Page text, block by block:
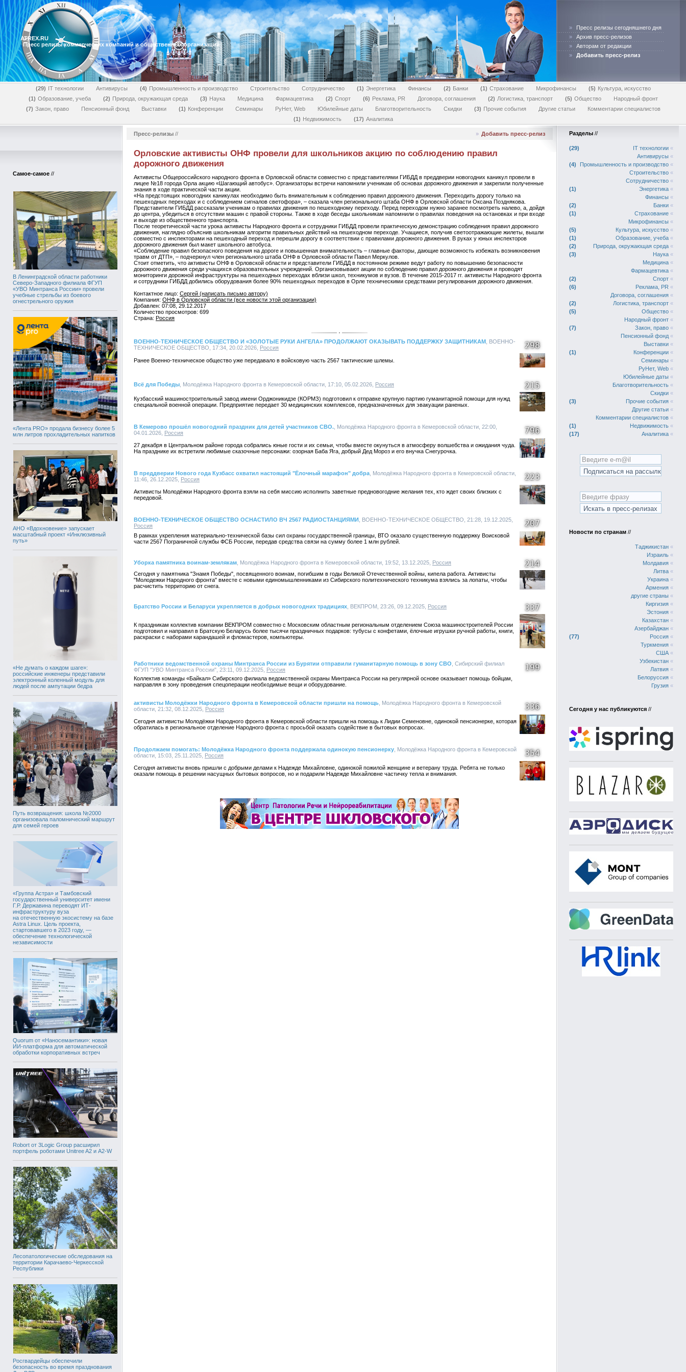
ATREX.RU
Пресс релизы коммерческих компаний и общественных организаций
»
Пресс релизы сегодняшнего дня
»
Архив пресс-релизов
»
Авторам от редакции
»
Добавить пресс-релиз
29 IT технологии Антивирусы 4 Промышленность и производство Строительство Сотрудничество 1 Энергетика Финансы 2 Банки 1 Страхование Микрофинансы 5
Культура, искусство
1
Образование, учеба 2 Природа, окружающая среда 3 Наука Медицина Фармацевтика 2 Спорт 6 Реклама, PR Договора, соглашения 2 Логистика, транспорт 5 Общество
Народный фронт
7
Закон, право Пенсионный фонд Выставки 1 Конференции Семинары РуНет, Web Юбилейные даты Благотворительность Скидки 3 Прочие события Другие статьи
Комментарии специалистов
1
Недвижимость 17 Аналитика
Самое-самое //
В Ленинградской области работники
Северо-Западного филиала ФГУП
«УВО Минтранса России» провели
учебные стрельбы из боевого
огнестрельного оружия
«Лента PRO» продала бизнесу более 5
млн литров прохладительных напитков
АНО «Вдохновение» запускает
масштабный проект «Инклюзивный
путь»
«Не думать о каждом шаге»:
российские инженеры представили
электронный коленный модуль для
людей после ампутации бедра
Путь возвращения: школа №2000
организовала паломнический маршрут
для семей героев
«Группа Астра» и Тамбовский
государственный университет имени
Г.Р. Державина переводят ИТ-
инфраструктуру вуза
на отечественную экосистему на базе
Astra Linux. Цель проекта,
стартовавшего в 2023 году, —
обеспечение технологической
независимости
Quorum от «Наносемантики»: новая
ИИ-платформа для автоматической
обработки корпоративных встреч
Robort от 3Logic Group расширил
портфель роботами Unitree A2 и A2-W
Лесопатологические обследования на
территории Карачаево-Черкесской
Республики
Росгвардейцы обеспечили
безопасность во время празднования
Пресс-релизы // » Добавить пресс-релиз
Орловские активисты ОНФ провели для школьников акцию по соблюдению правил
дорожного движения
Активисты Общероссийского народного фронта в Орловской области совместно с представителями ГИБДД в преддверии новогодних каникул провели в
лицее №18 города Орла акцию «Шагающий автобус». Организаторы встречи напомнили ученикам об основах дорожного движения и закрепили полученные
знания в ходе практической части акции.
«На предстоящих новогодних каникулах необходимо быть внимательным к соблюдению правил дорожного движения. Переходить дорогу только на
пешеходных переходах и с соблюдением сигналов светофора», – сказала член регионального штаба ОНФ в Орловской области Оксана Позднякова.
Представители ГИБДД рассказали ученикам о правилах движения по пешеходному переходу. Перед переходом нужно заранее посмотреть налево, а, дойдя
до центра, убедиться в отсутствии машин с правой стороны. Также в ходе беседы школьникам напомнили о правилах поведения на остановках и при входе
и выходе из общественного транспорта.
После теоретической части урока активисты Народного фронта и сотрудники ГИБДД провели практическую демонстрацию соблюдения правил дорожного
движения, наглядно объяснив школьникам алгоритм правильных действий на пешеходном переходе. Учащиеся, получив светоотражающие жилеты, вышли
совместно с инспекторами на пешеходный переход и перешли дорогу в соответствии с правилами дорожного движения. В руках у юных инспекторов
дорожного движения был макет школьного автобуса.
«Соблюдение правил безопасного поведения на дороге и повышенная внимательность – главные факторы, дающие возможность избежать возникновения
травм от ДТП», – подчеркнул член регионального штаба ОНФ в Орловской области Павел Меркулов.
Стоит отметить, что активисты ОНФ в Орловской области и представители ГИБДД в постоянном режиме ведут работу по повышению безопасности
дорожного движения среди учащихся образовательных учреждений. Организовывают акции по соблюдению правил дорожного движения и проводят
мониторинги дорожной инфраструктуры на пешеходных переходах вблизи школ, техникумов и вузов. В течение 2015-2017 гг. активисты Народного фронта
и сотрудники ГИБДД добились оборудования более 90% пешеходных переходов в Орле техническими средствами регулирования дорожного движения.
Контактное лицо: Сергей (написать письмо автору)
Компания: ОНФ в Орловской области (все новости этой организации)
Добавлен: 07:08, 29.12.2017
Количество просмотров: 699
Страна: Россия
ВОЕННО-ТЕХНИЧЕСКОЕ ОБЩЕСТВО И «ЗОЛОТЫЕ РУКИ АНГЕЛА» ПРОДОЛЖАЮТ ОКАЗЫВАТЬ ПОДДЕРЖКУ ЗАЩИТНИКАМ , ВОЕННО-
ТЕХНИЧЕСКОЕ ОБЩЕСТВО, 17:34, 20.02.2026, Россия 298
Ранее Военно-техническое общество уже передавало в войсковую часть 2567 тактические шлемы.
Всё для Победы , Молодёжка Народного фронта в Кемеровской области, 17:10, 05.02.2026, Россия 215
Кузбасский машиностроительный завод имени Орджоникидзе (КОРМЗ) подготовил к отправке крупную партию гуманитарной помощи для нужд
специальной военной операции. Предприятие передает 30 медицинских комплексов, предназначенных для эвакуации раненых.
В Кемерово прошёл новогодний праздник для детей участников СВО. , Молодёжка Народного фронта в Кемеровской области, 22:00,
04.01.2026, Россия 796
27 декабря в Центральном районе города собрались юные гости и их семьи, чтобы вместе окунуться в атмосферу волшебства и ожидания чуда.
На празднике их встретили любимые сказочные персонажи: озорная Баба Яга, добрый Дед Мороз и его внучка Снегурочка.
В преддверии Нового года Кузбасс охватил настоящий "Ёлочный марафон" добра , Молодёжка Народного фронта в Кемеровской области,
11:46, 26.12.2025, Россия 223
Активисты Молодёжки Народного фронта взяли на себя миссию исполнить заветные предновогодние желания тех, кто ждет своих близких с
передовой.
ВОЕННО-ТЕХНИЧЕСКОЕ ОБЩЕСТВО ОСНАСТИЛО ВЧ 2567 РАДИОСТАНЦИЯМИ , ВОЕННО-ТЕХНИЧЕСКОЕ ОБЩЕСТВО, 21:28, 19.12.2025,
Россия
207
В рамках укрепления материально-технической базы сил охраны государственной границы, ВТО оказало существенную поддержку Воисковой
части 2567 Пограничной службы ФСБ России, передав средства связи на сумму более 1 млн рублей.
Уборка памятника воинам-землякам , Молодёжка Народного фронта в Кемеровской области, 19:52, 13.12.2025, Россия 214
Сегодня у памятника "Знамя Победы", посвященного воинам, погибшим в годы Великой Отечественной войны, кипела работа. Активисты
"Молодежки Народного фронта" вместе с новыми единомышленниками из Сибирского политехнического техникума взялись за лопаты, чтобы
расчистить территорию от снега.
Братство России и Беларуси укрепляется в добрых новогодних традициях , ВЕКПРОМ, 23:26, 09.12.2025, Россия 337
К праздникам коллектив компании ВЕКПРОМ совместно с Московским областным региональным отделением Союза машиностроителей России
подготовил и направил в Братскую Беларусь более тысячи праздничных подарков: тубусы с конфетами, ёлочные игрушки ручной работы, книги,
раскраски с наборами карандашей и фломастеров, компьютеры.
Работники ведомственной охраны Минтранса России из Бурятии отправили гуманитарную помощь в зону СВО , Сибирский филиал
ФГУП "УВО Минтранса России", 23:11, 09.12.2025, Россия 199
Коллектив команды «Байкал» Сибирского филиала ведомственной охраны Минтранса России на регулярной основе оказывает помощь бойцам,
направляя в зону проведения спецоперации необходимые вещи и оборудование.
активисты Молодёжки Народного фронта в Кемеровской области пришли на помощь , Молодёжка Народного фронта в Кемеровской
области, 21:32, 08.12.2025, Россия 336
Сегодня активисты Молодёжки Народного фронта в Кемеровской области пришли на помощь к Лидии Семеновне, одинокой пенсионерке, которая
обратилась в региональное отделение Народного фронта с просьбой оказать содействие в бытовых вопросах.
Продолжаем помогать: Молодёжка Народного фронта поддержала одинокую пенсионерку , Молодёжка Народного фронта в Кемеровской
области, 15:03, 25.11.2025, Россия 354
Сегодня активисты вновь пришли с добрыми делами к Надежде Михайловне, одинокой пожилой женщине и ветерану труда. Ребята не только
оказали помощь в решении насущных бытовых вопросов, но и подарили Надежде Михайловне частичку тепла и внимания.
Разделы //
29 IT технологии «
Антивирусы «
4
Промышленность и производство «
Строительство «
Сотрудничество «
1
Энергетика «
Финансы «
2
Банки «
1
Страхование «
Микрофинансы «
5
Культура, искусство «
1
Образование, учеба «
2
Природа, окружающая среда «
3
Наука «
Медицина «
Фармацевтика «
2
Спорт «
6
Реклама, PR «
Договора, соглашения «
2
Логистика, транспорт «
5
Общество «
Народный фронт «
7
Закон, право «
Пенсионный фонд «
Выставки «
1
Конференции «
Семинары «
РуНет, Web «
Юбилейные даты «
Благотворительность «
Скидки «
3
Прочие события «
Другие статьи «
Комментарии специалистов «
1
Недвижимость «
17
Аналитика «
Новости по странам //
Таджикистан «
Израиль «
Молдавия «
Литва «
Украина «
Армения «
другие страны «
Киргизия «
Эстония «
Казахстан «
Азербайджан «
77
Россия «
Туркмения «
США «
Узбекистан «
Латвия «
Белоруссия «
Грузия «
Сегодня у нас публикуются //